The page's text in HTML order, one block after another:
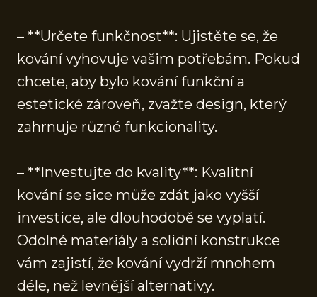
– **Určete funkčnost**: Ujistěte se, že
kování vyhovuje vašim potřebám. Pokud
chcete, aby bylo kování funkční a
estetické zároveň, zvažte design, který
zahrnuje různé funkcionality.
– **Investujte do kvality**: Kvalitní
kování se sice může zdát jako vyšší
investice, ale dlouhodobě se vyplatí.
Odolné materiály a solidní konstrukce
vám zajistí, že kování vydrží mnohem
déle, než levnější alternativy.